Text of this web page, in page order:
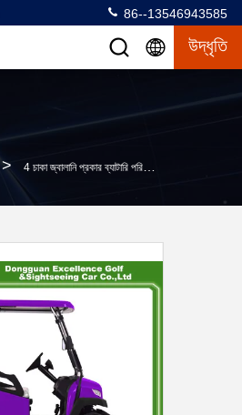
86--13546943585
উদ্ধৃতি
> 4 চাকা জ্বালানি প্রকার ব্যাটারি পরিচালিত গল্ফ কার্ট 350Ah 3700w সিই প্রশংসাপত্র